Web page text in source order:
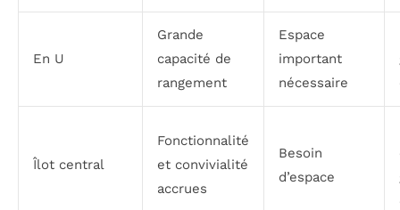
En U
Grande
capacité de
rangement
Espace
important
nécessaire
Îlot central
Fonctionnalité
et convivialité
accrues
Besoin
d’espace